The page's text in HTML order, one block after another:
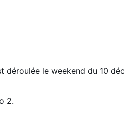
déroulée le weekend du 10
2.